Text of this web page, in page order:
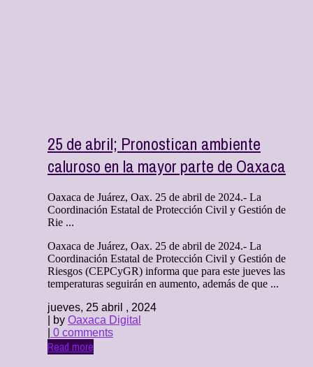
25 de abril; Pronostican ambiente
caluroso en la mayor parte de Oaxaca
Oaxaca de Juárez, Oax. 25 de abril de 2024.- La
Coordinación Estatal de Protección Civil y Gestión de
Rie ...
Oaxaca de Juárez, Oax. 25 de abril de 2024.- La
Coordinación Estatal de Protección Civil y Gestión de
Riesgos (CEPCyGR) informa que para este jueves las
temperaturas seguirán en aumento, además de que ...
jueves, 25 abril , 2024
| by Oaxaca Digital
0 comments
Read more